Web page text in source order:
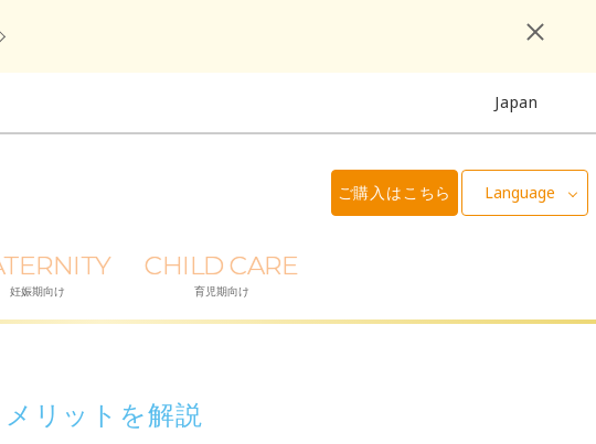
Japan
ご購入はこちら Language
妊娠期向け
CHILD CARE
育児期向け
リットを解説